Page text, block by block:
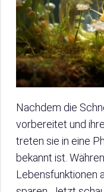
Nachdem die
vorbereitet und
treten sie in eine
bekannt ist.
Lebensfunktionen